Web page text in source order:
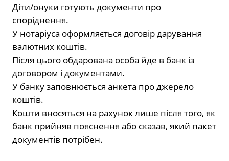
Діти/онуки готують документи про
споріднення.
У нотаріуса оформляється договір дарування
валютних коштів.
Після цього обдарована особа йде в банк із
договором і документами.
У банку заповнюється анкета про джерело
коштів.
Кошти вносяться на рахунок лише після того, як
банк прийняв пояснення або сказав, який пакет
документів потрібен.